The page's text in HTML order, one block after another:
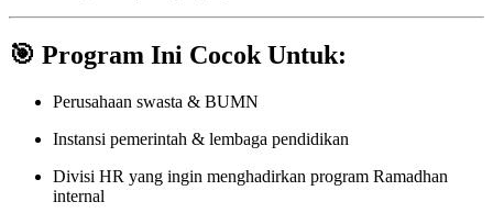
🎯 Program Ini Cocok Untuk:
Perusahaan swasta & BUMN
Instansi pemerintah & lembaga pendidikan
Divisi HR yang ingin menghadirkan program Ramadhan
internal